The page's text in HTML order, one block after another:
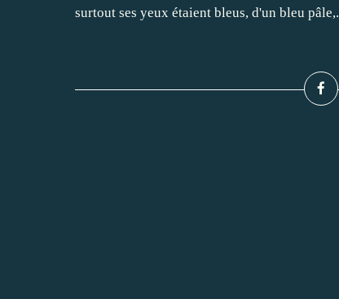
surtout ses yeux étaient bleus, d'un bleu